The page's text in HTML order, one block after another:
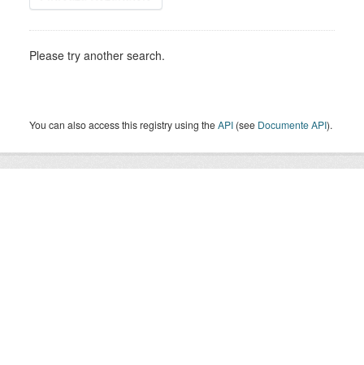
Please try another search.
You can also access this registry using theAPI (see Documente API).